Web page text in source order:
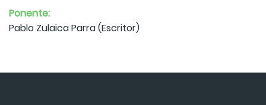
Ponente:
Pablo Zulaica Parra (Escritor)